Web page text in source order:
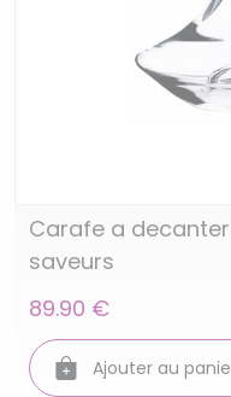
Carafe a
saveurs
89.90 €
Ajouter au